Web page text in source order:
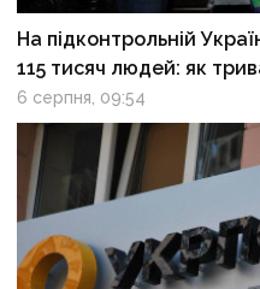
На підконтрольній
115 тисяч людей: як
6 серпня, 09:54